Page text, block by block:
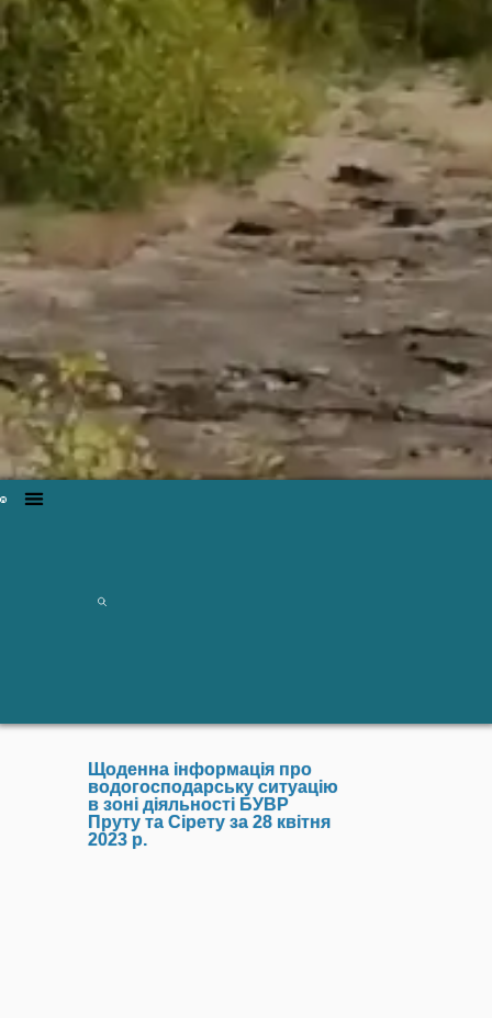
Щоденна інформація про
водогосподарську ситуацію
в зоні діяльності БУВР
Пруту та Сірету за 28 квітня
2023 р.